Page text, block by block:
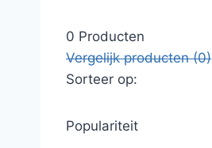
0 Producten
Vergelijk producten (0)
Sorteer op:
Populariteit